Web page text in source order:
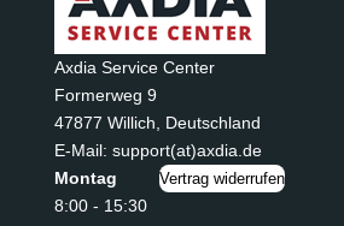
Axdia Service Center
Formerweg 9
47877 Willich
Deutschland
E-Mail: support(at)axdia.de
Montag
8:00 - 15:30
Vertrag widerrufen